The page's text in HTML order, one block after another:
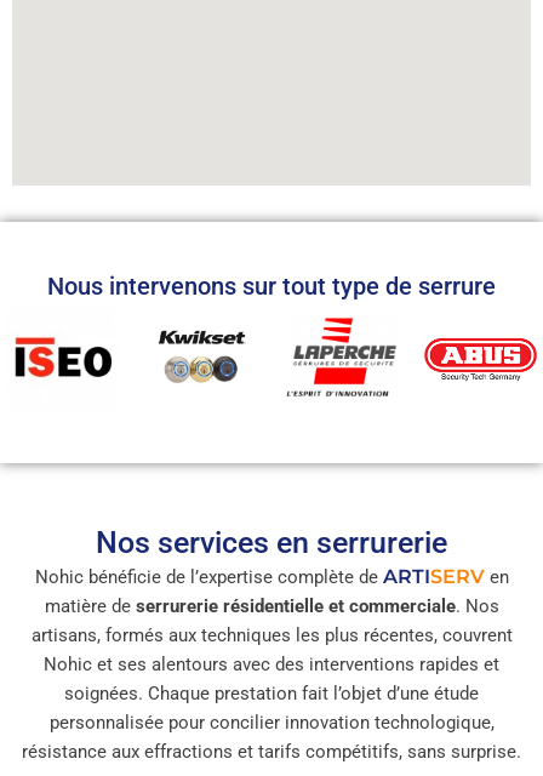
Nous intervenons sur tout type de serrure
Nos services en serrurerie
Nohic bénéficie de l’expertise complète de ARTISERVen
matière de serrurerie résidentielle et commerciale. Nos
artisans, formés aux techniques les plus récentes, couvrent
Nohic et ses alentours avec des interventions rapides et
soignées. Chaque prestation fait l’objet d’une étude
personnalisée pour concilier innovation technologique,
résistance aux effractions et tarifs compétitifs, sans surprise.